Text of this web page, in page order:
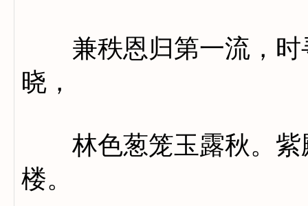
兼秩恩归第一流，时
晓，
林色葱笼玉露秋。紫
楼。